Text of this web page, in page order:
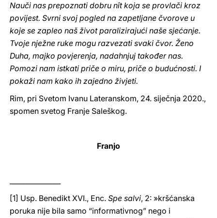
Nauči nas prepoznati dobru nît koja se provlači kroz
povijest. Svrni svoj pogled na zapetljane čvorove u
koje se zapleo naš život paralizirajući naše sjećanje.
Tvoje nježne ruke mogu razvezati svaki čvor. Ženo
Duha, majko povjerenja, nadahnjuj također nas.
Pomozi nam istkati priče o miru, priče o budućnosti. I
pokaži nam kako ih zajedno živjeti.
Rim, pri Svetom Ivanu Lateranskom, 24. siječnja 2020.,
spomen svetog Franje Saleškog.
Franjo
[1] Usp. Benedikt XVI., Enc. Spe salvi, 2: »kršćanska
poruka nije bila samo “informativnog” nego i